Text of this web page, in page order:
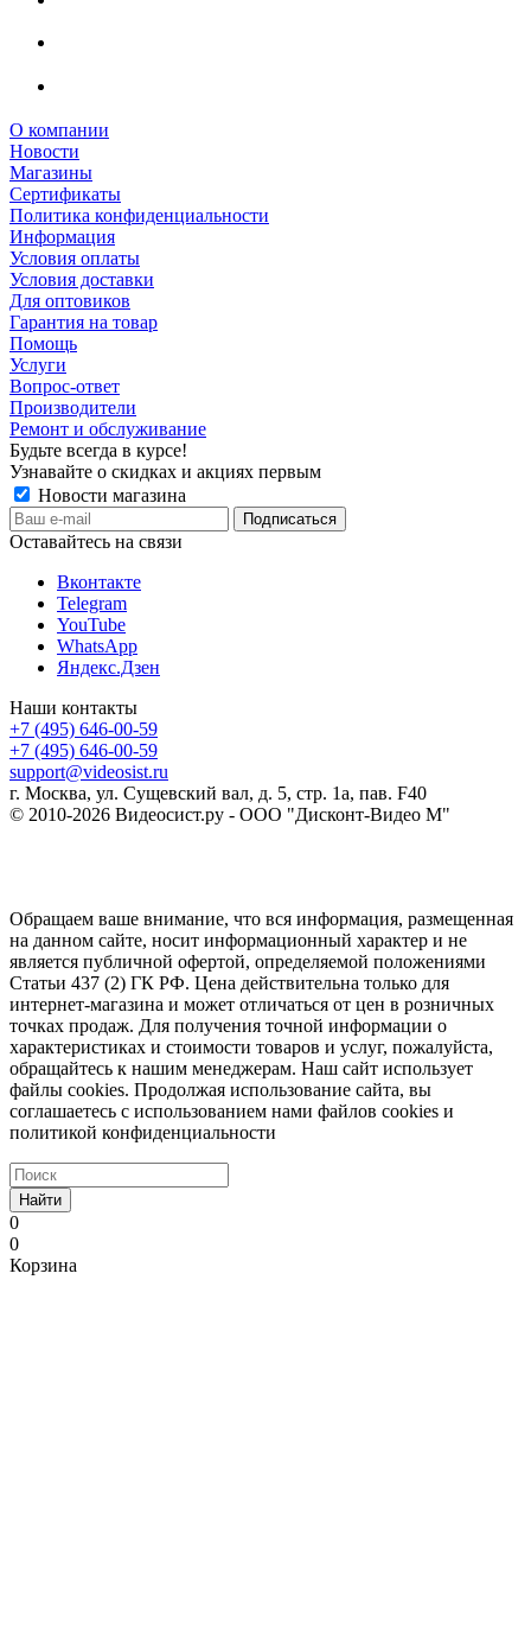
О компании
Новости
Магазины
Сертификаты
Политика конфиденциальности
Информация
Условия оплаты
Условия доставки
Для оптовиков
Гарантия на товар
Помощь
Услуги
Вопрос-ответ
Производители
Ремонт и обслуживание
Будьте всегда в курсе!
Узнавайте о скидках и акциях первым
Новости магазина
Оставайтесь на связи
Вконтакте
Telegram
YouTube
WhatsApp
Яндекс.Дзен
Наши контакты
+7 (495) 646-00-59
+7 (495) 646-00-59
support@videosist.ru
г. Москва, ул. Сущевский вал, д. 5, стр. 1а, пав. F40
© 2010-2026 Видеосист.ру - ООО "Дисконт-Видео М"
Обращаем ваше внимание, что вся информация, размещенная
на данном сайте, носит информационный характер и не
является публичной офертой, определяемой положениями
Статьи 437 (2) ГК РФ. Цена действительна только для
интернет-магазина и может отличаться от цен в розничных
точках продаж. Для получения точной информации о
характеристиках и стоимости товаров и услуг, пожалуйста,
обращайтесь к нашим менеджерам. Наш сайт использует
файлы cookies. Продолжая использование сайта, вы
соглашаетесь с использованием нами файлов cookies и
политикой конфиденциальности
Найти
0
0
Корзина